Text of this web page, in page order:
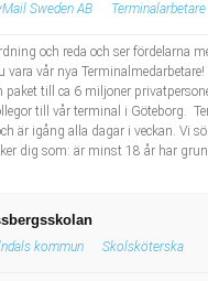
Sweden AB Terminalarbetare
och reda och ser fördelarna
vara vår nya Terminalmedarbetare!
paket till ca 6 miljoner
till vår terminal i Göteborg.
är igång alla dagar i veckan. Vi
dig som: är minst 18 år har
kommun Skolsköterska